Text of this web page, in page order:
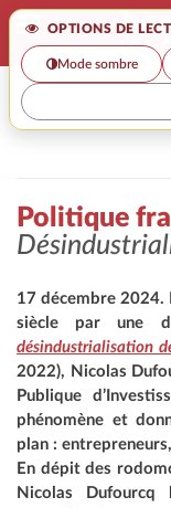
OPTIONS DE
Mode sombre
>
Politique
17 décembre 2024.
siècle par une
désindustrialisation
2022), Nicolas
Publique
phénomène et
plan :
En dépit des
Nicolas Dufourcq